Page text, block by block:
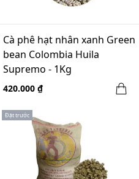
Cà phê hạt nhân xanh Green
bean Colombia Huila
Supremo - 1Kg
420.000 ₫
Đặt trước